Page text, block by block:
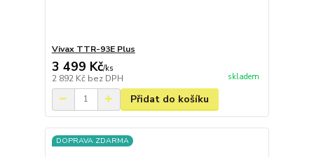
Vivax TTR-93E Plus
3 499 Kč/ks
2 892 Kč bez DPH skladem
Přidat do košíku
DOPRAVA ZDARMA